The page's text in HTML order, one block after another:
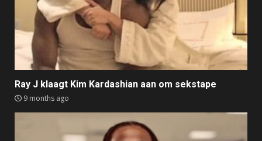
Ray J klaagt Kim Kardashian aan om sekstape
9 months ago